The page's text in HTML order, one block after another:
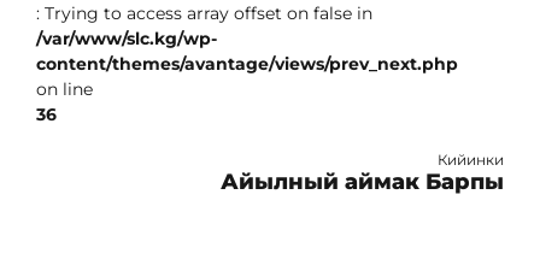
: Trying to access array offset on false in
/var/www/slc.kg/wp-
content/themes/avantage/views/prev_next.php
on line
36
Кийинки
Айылный аймак Барпы